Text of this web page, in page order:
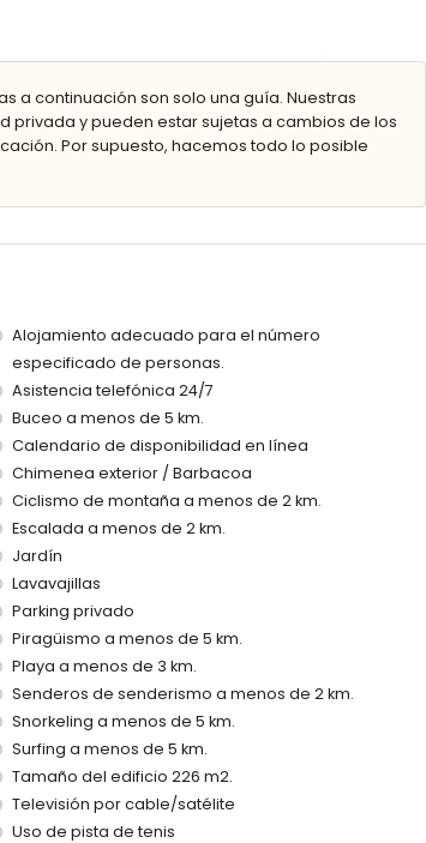
de 3 kilómetros de la villa)
de la villa)
de la villa)
de la villa)
del alquiler
en Denia, Costa Blanca
a continuación son solo una guía. Nuestras
y pueden estar sujetas a cambios de los
Por supuesto, hacemos todo lo posible
Alojamiento adecuado para el número
especificado de personas.
Asistencia telefónica 24/7
Buceo a menos de 5 km.
Calendario de disponibilidad en línea
Chimenea exterior / Barbacoa
Ciclismo de montaña a menos de 2 km.
Escalada a menos de 2 km.
Jardín
Lavavajillas
Parking privado
Piragüismo a menos de 5 km.
Playa a menos de 3 km.
Senderos de senderismo a menos de 2 km.
Snorkeling a menos de 5 km.
Surfing a menos de 5 km.
Tamaño del edificio 226 m2.
Televisión por cable/satélite
Uso de pista de tenis